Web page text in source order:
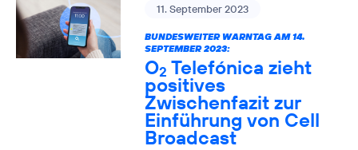
11. September 2023
BUNDESWEITER WARNTAG AM 14.
SEPTEMBER 2023:
O2 Telefónica zieht
positives
Zwischenfazit zur
Einführung von Cell
Broadcast